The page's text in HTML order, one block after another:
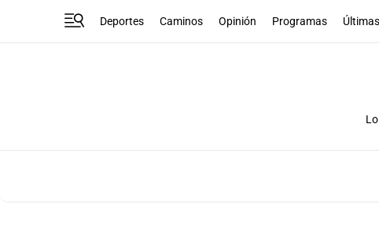
Deportes Caminos Opinión Programas